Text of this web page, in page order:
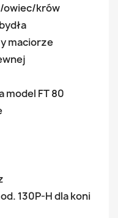
owiec/krów
maciorze
model FT 80
130P-H dla koni